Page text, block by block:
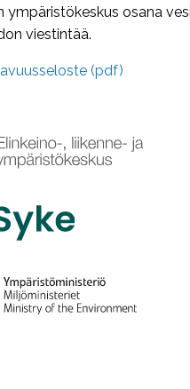
ympäristökeskus osana
viestintää.
(pdf)